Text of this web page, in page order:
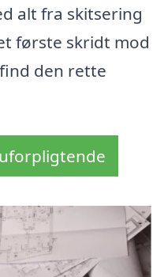
alt fra skitsering
første skridt mod
den rette